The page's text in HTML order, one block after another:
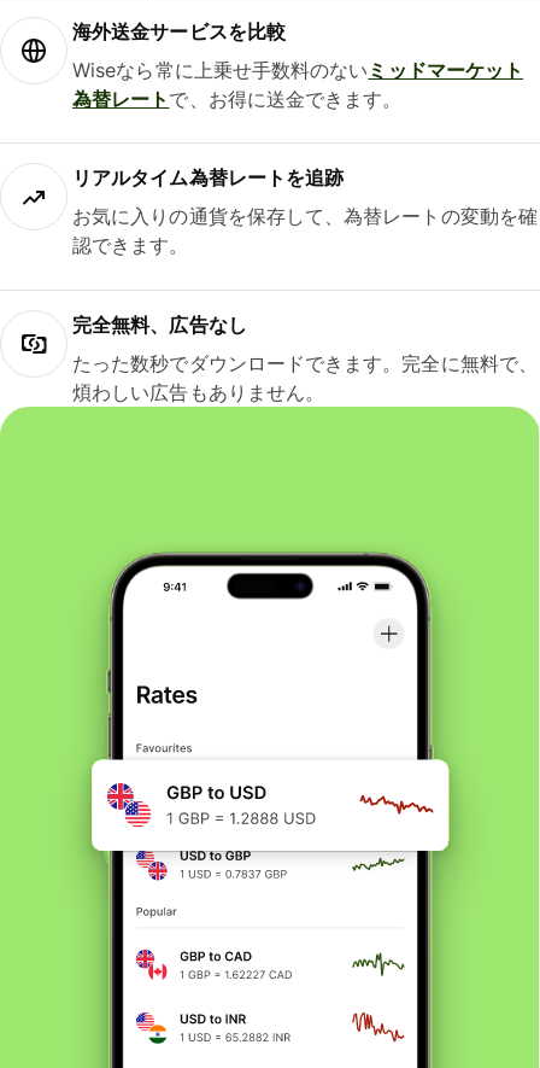
海外送金サービスを比較
Wiseなら常に上乗せ手数料のない ミッドマーケット
為替レート で、お得に送金できます。
リアルタイム為替レートを追跡
お気に入りの通貨を保存して、為替レートの変動を確
認できます。
完全無料、広告なし
たった数秒でダウンロードできます。完全に無料で、
煩わしい広告もありません。